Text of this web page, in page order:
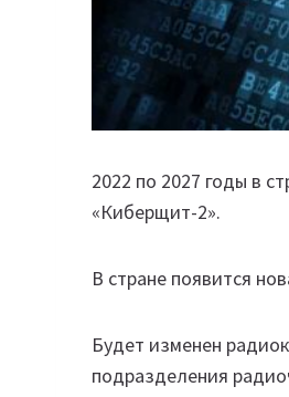
2022 по 2027 годы в
«Киберщит-2».
В стране появится
Будет изменен
подразделения